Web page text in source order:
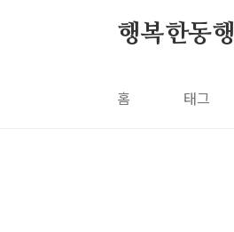
행복한동행
홈 태그